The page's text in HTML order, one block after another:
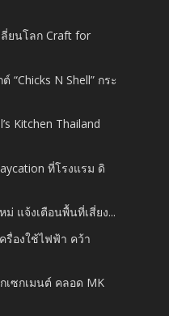
ยนโลก Craft for
“Chicks N Shell” กระ
Kitchen Thailand
ที่โรงแรม ดิ
แจ้งเตือนพื้นที่เสี่ยง...
รื่องใช้ไฟฟ้า คว้า
เซกเมนต์ คลอด MK